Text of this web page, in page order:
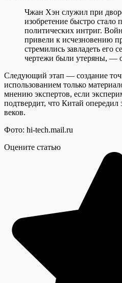
Чжан Хэн служил при
изобретение быстро стало
политических интриг.
привели к исчезновению
стремились завладеть его
чертежи были утеряны, —
Следующий этап — создание
использованием только
мнению экспертов, если
подтвердит, что Китай
веков.
Фото: hi-tech.mail.ru
Оцените статью